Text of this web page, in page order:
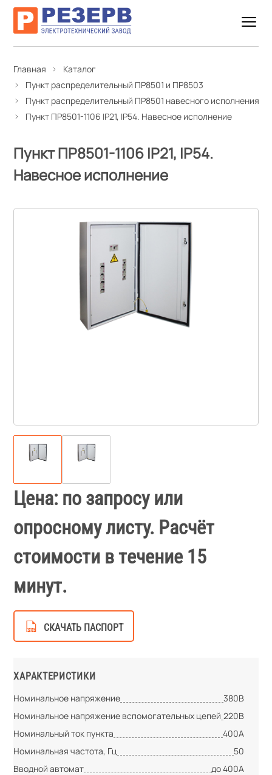
Главная
Каталог
Пункт распределительный ПР8501 и ПР8503
Пункт распределительный ПР8501 навесного исполнения
Пункт ПР8501-1106 IP21, IP54. Навесное исполнение
Пункт ПР8501-1106 IP21, IP54.
Навесное исполнение
Цена: по запросу или
опросному листу. Расчёт
стоимости в течение 15
минут.
СКАЧАТЬ ПАСПОРТ
ХАРАКТЕРИСТИКИ
Номинальное напряжение
380В
Номинальное напряжение вспомогательных цепей 220В
Номинальный ток пункта
400А
Номинальная частота, Гц
50
Вводной автомат
до 400А